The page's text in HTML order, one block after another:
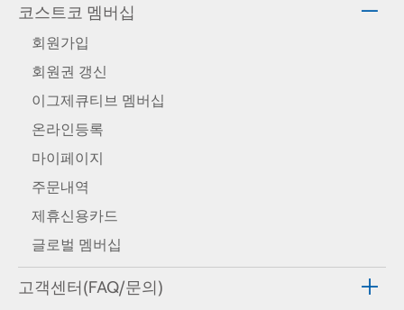
코스트코 멤버십
회원가입
회원권 갱신
이그제큐티브 멤버십
온라인등록
마이페이지
주문내역
제휴신용카드
글로벌 멤버십
고객센터(FAQ/문의)